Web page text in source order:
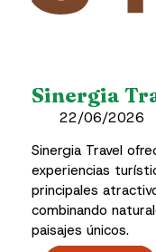
Sinergia
22/06/2026
Sinergia Travel
experiencias
principales
combinando
paisajes únicos.